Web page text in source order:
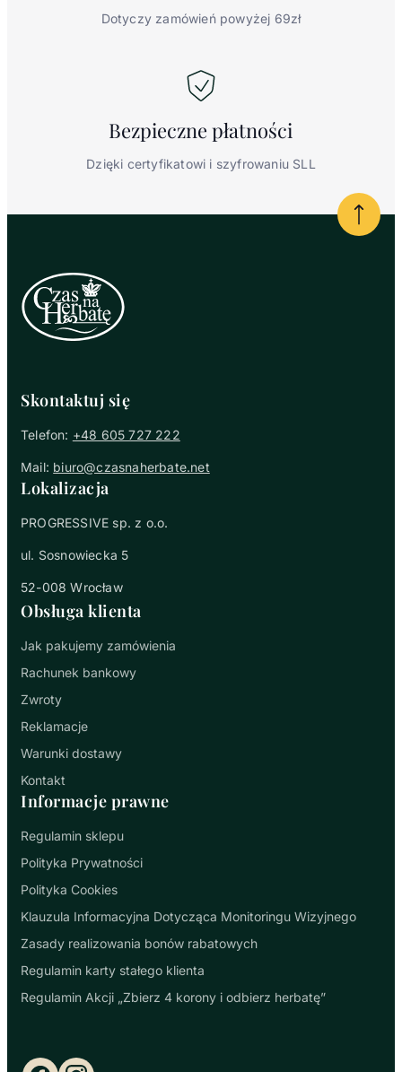
Dotyczy zamówień powyżej 69zł
Bezpiecznepłatności
Dzięki certyfikatowi i szyfrowaniu SLL
Skontaktuj się
Telefon: +48 605 727 222
Mail: biuro@czasnaherbate.net
Lokalizacja
PROGRESSIVE sp. z o.o.
ul. Sosnowiecka 5
52-008 Wrocław
Obsługa klienta
Jak pakujemy zamówienia
Rachunek bankowy
Zwroty
Reklamacje
Warunki dostawy
Kontakt
Informacje prawne
Regulamin sklepu
Polityka Prywatności
Polityka Cookies
Klauzula Informacyjna Dotycząca Monitoringu Wizyjnego
Zasady realizowania bonów rabatowych
Regulamin karty stałego klienta
Regulamin Akcji „Zbierz 4 korony i odbierz herbatę”